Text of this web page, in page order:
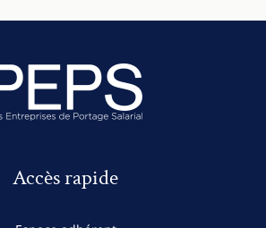
Accès rapide